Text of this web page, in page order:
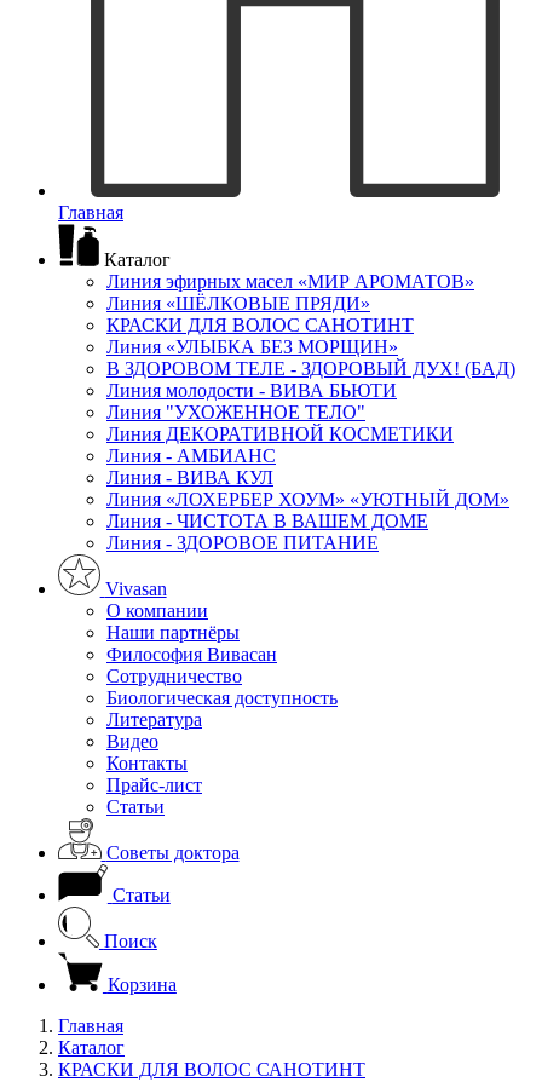
Главная
Каталог
Линия эфирных масел «МИР АРОМАТОВ»
Линия «ШЁЛКОВЫЕ ПРЯДИ»
КРАСКИ ДЛЯ ВОЛОС САНОТИНТ
Линия «УЛЫБКА БЕЗ МОРЩИН»
В ЗДОРОВОМ ТЕЛЕ - ЗДОРОВЫЙ ДУХ! (БАД)
Линия молодости - ВИВА БЬЮТИ
Линия "УХОЖЕННОЕ ТЕЛО"
Линия ДЕКОРАТИВНОЙ КОСМЕТИКИ
Линия - АМБИАНС
Линия - ВИВА КУЛ
Линия «ЛОХЕРБЕР ХОУМ» «УЮТНЫЙ ДОМ»
Линия - ЧИСТОТА В ВАШЕМ ДОМЕ
Линия - ЗДОРОВОЕ ПИТАНИЕ
Vivasan
О компании
Наши партнёры
Философия Вивасан
Сотрудничество
Биологическая доступность
Литература
Видео
Контакты
Прайс-лист
Статьи
Советы доктора
Статьи
Поиск
Корзина
Главная
Каталог
КРАСКИ ДЛЯ ВОЛОС САНОТИНТ